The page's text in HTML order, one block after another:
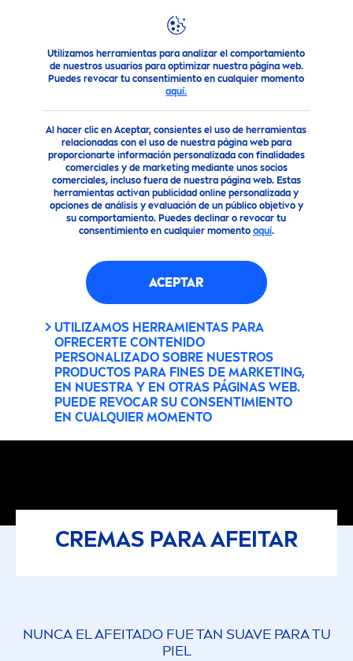
Utilizamos herramientas para analizar el comportamiento
de nuestros usuarios para optimizar nuestra página web.
Puedes revocar tu consentimiento en cualquier momento
aquí.
Al hacer clic en Aceptar, consientes el uso de herramientas
relacionadas con el uso de nuestra página web para
proporcionarte información personalizada con finalidades
comerciales y de marketing mediante unos socios
comerciales, incluso fuera de nuestra página web. Estas
herramientas activan publicidad online personalizada y
opciones de análisis y evaluación de un público objetivo y
su comportamiento. Puedes declinar o revocar tu
consentimiento en cualquier momento aquí.
ACEPTAR
UTILIZAMOS HERRAMIENTAS PARA
OFRECERTE CONTENIDO
PERSONALIZADO SOBRE NUESTROS
PRODUCTOS PARA FINES DE MARKETING,
EN NUESTRA Y EN OTRAS PÁGINAS WEB.
PUEDE REVOCAR SU CONSENTIMIENTO
EN CUALQUIER MOMENTO
Productos NIVEA MEN AfeitadoNIVEAMEN
CREMAS PARA AFEITAR
NUNCA EL AFEITADO FUE TAN SUAVE PARA TU
PIEL